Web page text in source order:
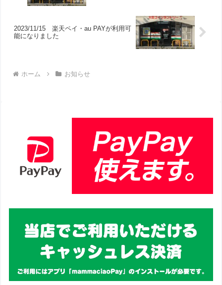
2023/11/15 楽天ペイ・au PAYが利用可
能になりました
ホーム お知らせ